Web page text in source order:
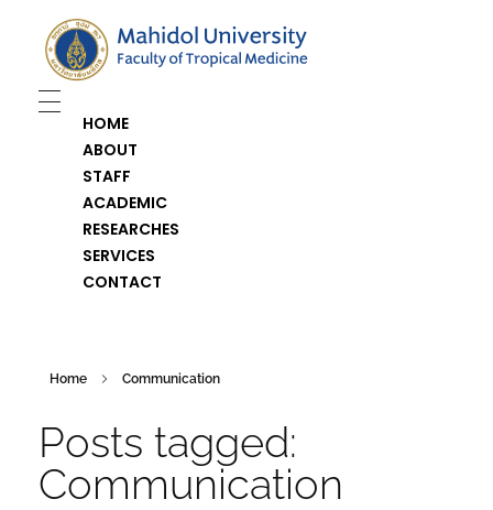
Department of Medical Entomology
Just another Faculty of Tropical Medicine Sites site
HOME
ABOUT
STAFF
ACADEMIC
RESEARCHES
SERVICES
CONTACT
Home Communication
Posts tagged:
Communication